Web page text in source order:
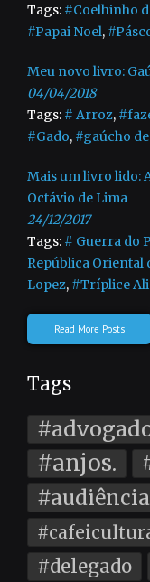
Tags: #Coelhinho
#Papai Noel,
Meu novo livro:
04/04/2018
Tags: # Arroz,
#Gado, #gaúcho
Mais um livro lido:
Octávio de Lima
24/12/2017
Tags: # Guerra do
República Oriental
Lopez, #Tríplice
Read More Posts
Tags
#anjos.
#audiência
#delegado